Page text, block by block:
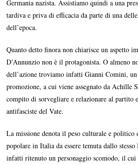
Germania nazista. Assistiamo quindi a una
tardiva e priva di efficacia da parte di una
dell’epoca.
Quanto detto finora non chiarisce un aspetto
D’Annunzio non è il protagonista. O almeno
dell’azione troviamo infatti Gianni Comini,
promozione, a cui viene assegnato da Achille
compito di sorvegliare e relazionare al partito
antifasciste del Vate.
La missione denota il peso culturale e politico
popolare in Italia da essere temuta dallo
infatti ritenuto un personaggio scomodo, il